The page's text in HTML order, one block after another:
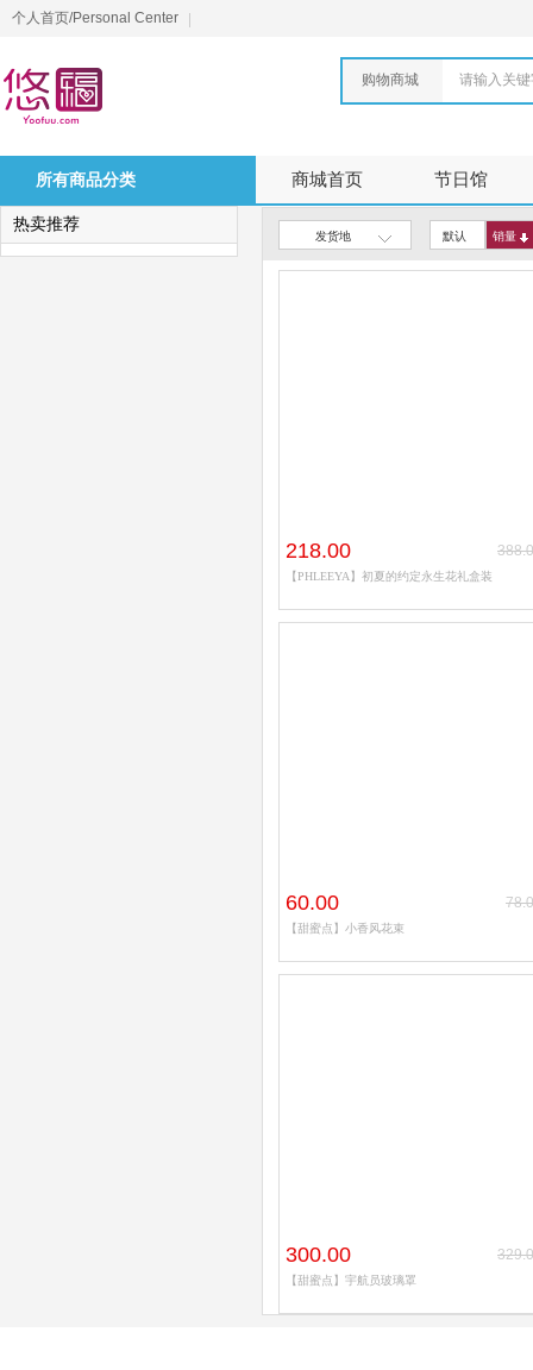
个人首页/Personal Center
购物商城 请输入关
所有商品分类 商城首页 节日馆
热卖推荐
发货地 默认 销量
218.00
【PHLEEYA】初夏的约定永生花礼盒装
60.00
【甜蜜点】小香风花束
300.00
【甜蜜点】宇航员玻璃罩